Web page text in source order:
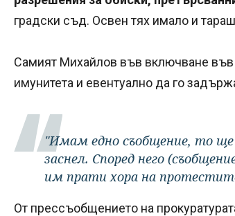
градски съд. Освен тях имало и
Самият Михайлов във включване във
имунитета и евентуално да го
"Имам едно съобщение, то ще
заснел. Според него
им прати хора на
От прессъобщението на